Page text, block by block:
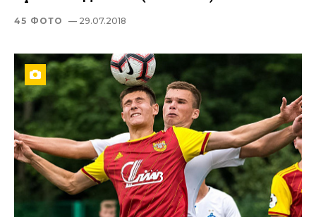
45 ФОТО — 29.07.2018